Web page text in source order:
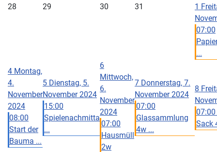
28
29 30 31 1
07:00
...
4 Montag,
4.
November
2024
08:00
Start der
Bauma ...
5 Dienstag, 5.
November 2024
15:00
Spielenachmitta
...
6
Mittwoch,
6.
November
2024
07:00
Hausmüll
2w
7 Donnerstag, 7.
November 2024
07:00
Glassammlung
4w ...
8
07:00
Sack